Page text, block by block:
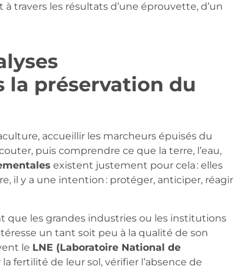
à travers les résultats d’une éprouvette, d’un
la préservation du
accueillir les marcheurs épuisés du
puis comprendre ce que la terre, l’eau,
existent justement pour cela : elles
il y a une intention : protéger, anticiper, réagir
que les grandes industries ou les institutions
un tant soit peu à la qualité de son
le LNE (Laboratoire National de
la fertilité de leur sol, vérifier l’absence de